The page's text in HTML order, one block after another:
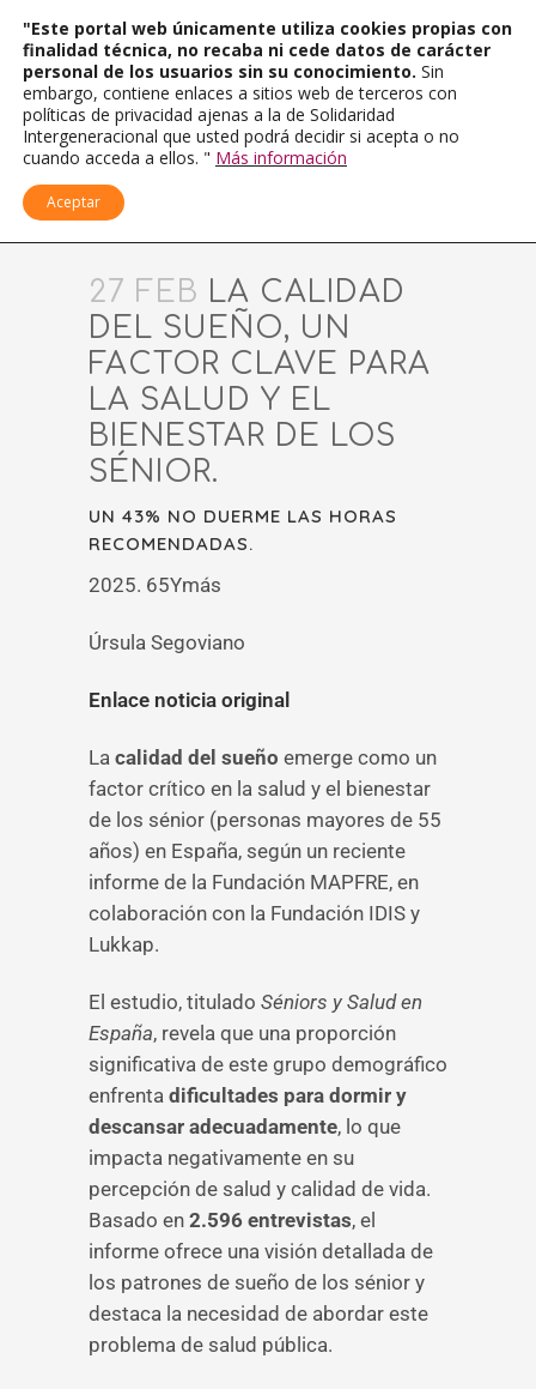
27 FEB LA CALIDAD
DEL SUEÑO, UN
FACTOR CLAVE PARA
LA SALUD Y EL
BIENESTAR DE LOS
SÉNIOR.
UN 43% NO DUERME LAS HORAS
RECOMENDADAS.
2025. 65Ymás
Úrsula Segoviano
Enlace noticia original
La calidad del sueño emerge como un
factor crítico en la salud y el bienestar
de los sénior (personas mayores de 55
años) en España, según un reciente
informe de la Fundación MAPFRE, en
colaboración con la Fundación IDIS y
Lukkap.
El estudio, titulado Séniors y Salud en
España, revela que una proporción
significativa de este grupo demográfico
enfrenta dificultades para dormir y
descansar adecuadamente, lo que
impacta negativamente en su
percepción de salud y calidad de vida.
Basado en 2.596 entrevistas, el
informe ofrece una visión detallada de
los patrones de sueño de los sénior y
destaca la necesidad de abordar este
problema de salud pública.
"Este portal web únicamente utiliza cookies propias con
finalidad técnica, no recaba ni cede datos de carácter
personal de los usuarios sin su conocimiento. Sin
embargo, contiene enlaces a sitios web de terceros con
políticas de privacidad ajenas a la de Solidaridad
Intergeneracional que usted podrá decidir si acepta o no
cuando acceda a ellos. " Más información
Aceptar